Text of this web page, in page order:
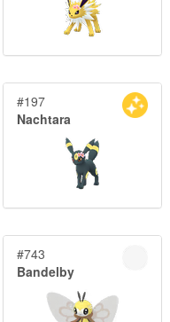
#197
Nachtara
#743
Bandelby